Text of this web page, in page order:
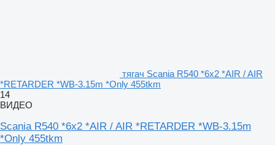
тягач Scania R540 *6x2 *AIR / AIR
*RETARDER *WB-3.15m *Only 455tkm
14
ВИДЕО
Scania R540 *6x2 *AIR / AIR *RETARDER *WB-3.15m
*Only 455tkm